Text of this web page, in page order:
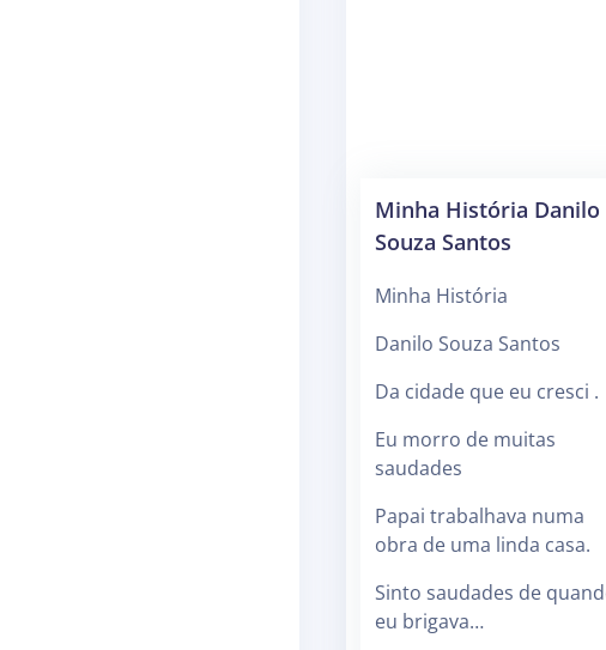
Minha História Danilo
Souza Santos
Minha História
Danilo Souza Santos
Da cidade que eu cresci .
Eu morro de muitas
saudades
Papai trabalhava numa
obra de uma linda casa.
Sinto saudades de
eu brigava…